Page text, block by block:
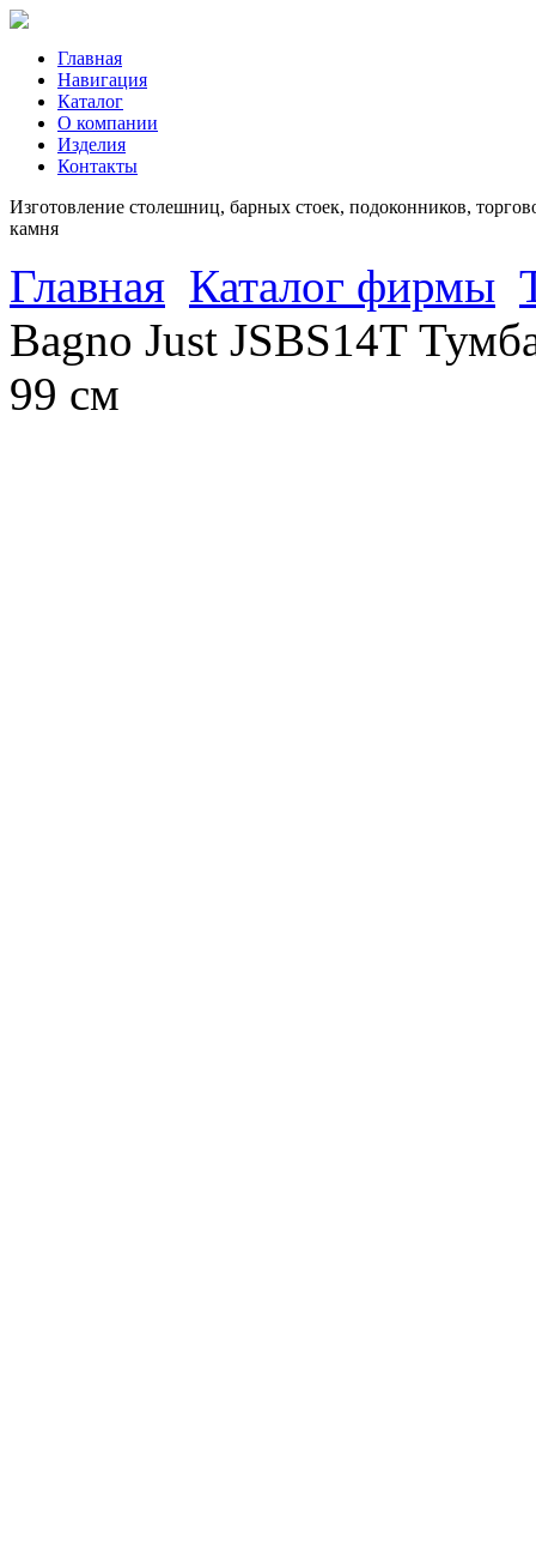
Главная
Навигация
Каталог
О компании
Изделия
Контакты
Изготовление столешниц, барных стоек, подоконников,
камня
Главная Каталог фирмы
Bagno Just JSBS14T
99 см